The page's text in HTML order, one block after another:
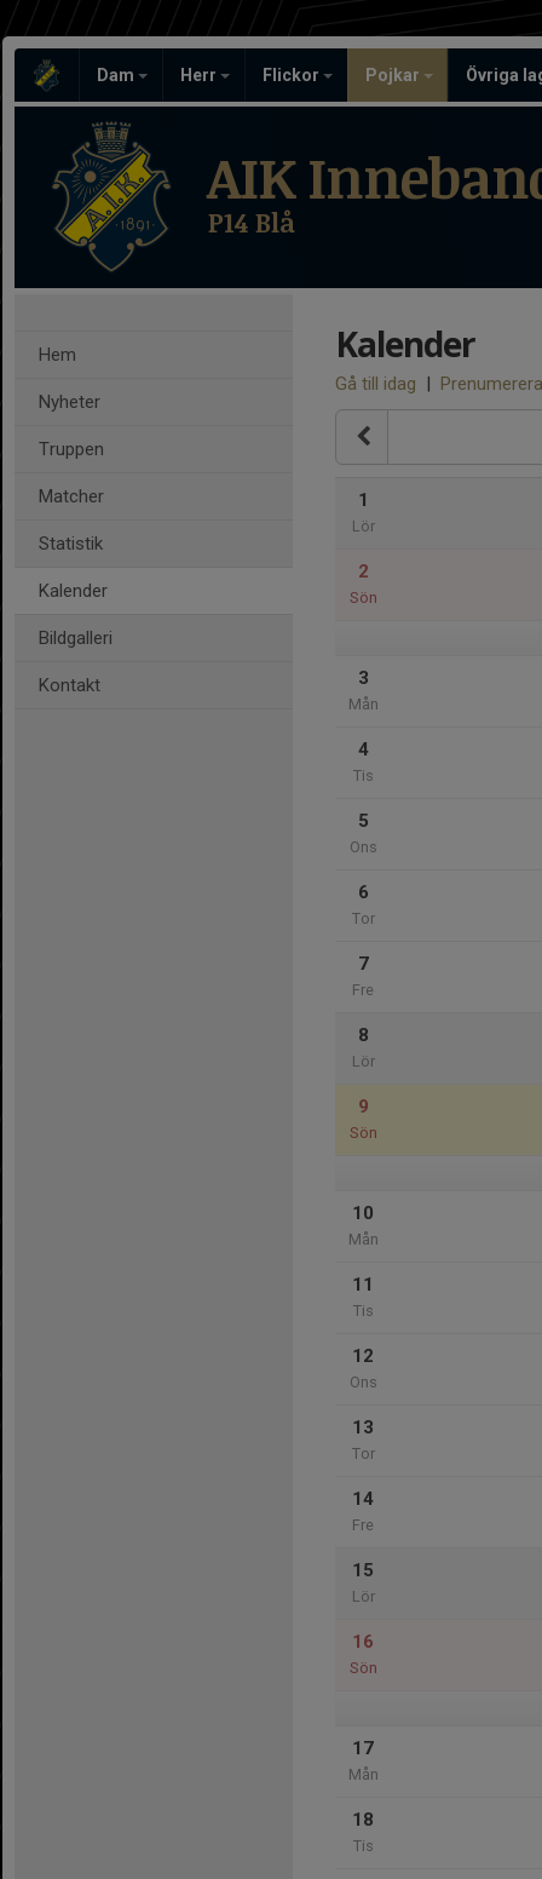
Dam Herr Flickor Pojkar Övriga
AIK
P14 Blå
Hem
Nyheter
Truppen
Matcher
Statistik
Kalender
Bildgalleri
Kontakt
Kalender
Gå till idag | Prenumerera
1
Lör
2
Sön
3
Mån
4
Tis
5
Ons
6
Tor
7
Fre
8
Lör
9
Sön
10
Mån
11
Tis
12
Ons
13
Tor
14
Fre
15
Lör
16
Sön
17
Mån
18
Tis